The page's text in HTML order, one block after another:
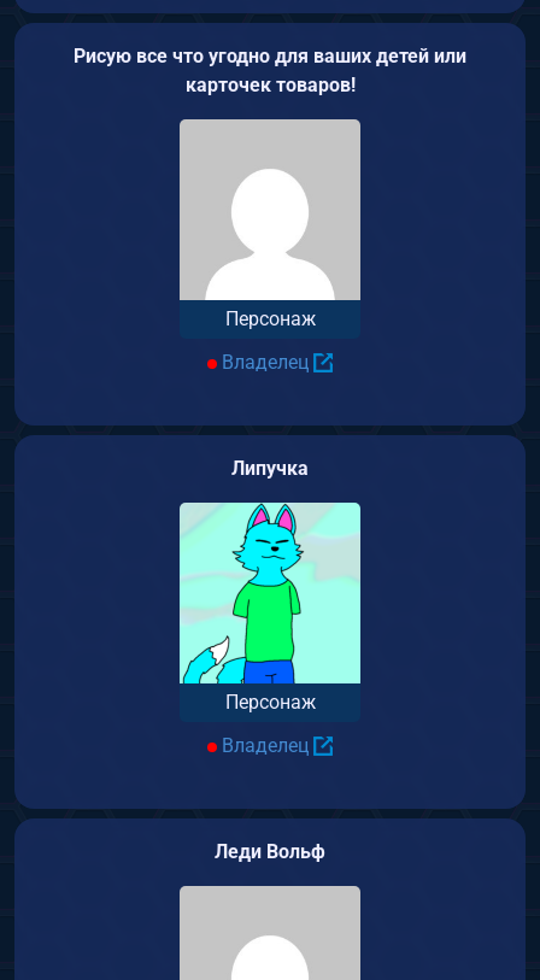
Рисую все что угодно для ваших детей или
карточек товаров!
Персонаж
Владелец
Липучка
Персонаж
Владелец
Леди Вольф